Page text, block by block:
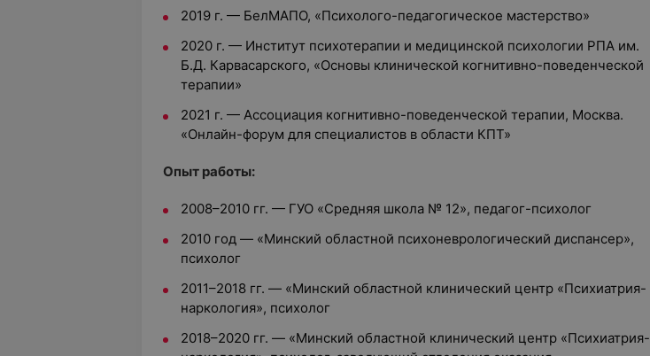
2019 г. — БелМАПО, «Психолого-педагогическое мастерство»
2020 г. — Институт психотерапии и медицинской психологии РПА им.
Б.Д. Карвасарского, «Основы клинической когнитивно-поведенческой
терапии»
2021 г. — Ассоциация когнитивно-поведенческой терапии, Москва.
«Онлайн-форум для специалистов в области КПТ»
Опыт работы:
2008–2010 гг. — ГУО «Средняя школа № 12», педагог-психолог
2010 год — «Минский областной психоневрологический диспансер»,
психолог
2011–2018 гг. — «Минский областной клинический центр «Психиатрия-
наркология», психолог
2018–2020 гг. — «Минский областной клинический центр «Психиатрия-